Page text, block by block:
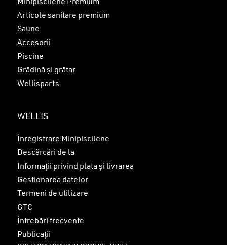
Minipiscilene Premium
Articole sanitare premium
Saune
Accesorii
Piscine
Grădină și grătar
Wellisparts
WELLIS
Înregistrare Minipiscilene
Descărcări de la
Informații privind plata și livrarea
Gestionarea datelor
Termeni de utilizare
GTC
Întrebări frecvente
Publicații